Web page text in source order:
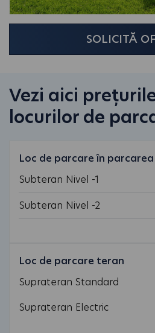
SOLICITĂ
Vezi aici
locurilor de
Loc de parcare în
Subteran Nivel -1
Subteran Nivel -2
Loc de parcare teran
Suprateran Standard
Suprateran Electric